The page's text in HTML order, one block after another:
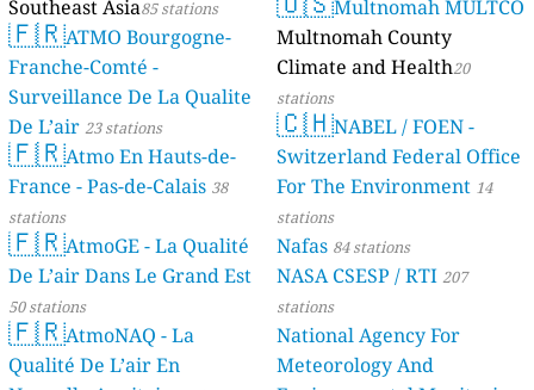
Southeast Asia85 stations
🇫🇷ATMO Bourgogne-
Franche-Comté -
Surveillance De La Qualite
De L’air 23 stations
🇫🇷Atmo En Hauts-de-
France - Pas-de-Calais 38
stations
🇫🇷AtmoGE - La Qualité
De L’air Dans Le Grand Est
50 stations
🇫🇷AtmoNAQ - La
Qualité De L’air En
Multnomah MULTCO
Multnomah County
Climate and Health20
stations
🇨🇭NABEL / FOEN -
Switzerland Federal Office
For The Environment 14
stations
Nafas 84 stations
NASA CSESP / RTI 207
stations
National Agency For
Meteorology And